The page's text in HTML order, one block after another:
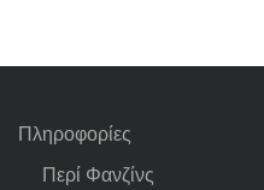
Πληροφορίες
Περί Φανζίνς